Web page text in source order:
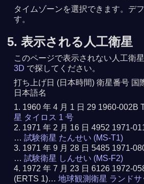
タイムゾーンを選択できます。デ
す。
5. 表示される人工衛星
このページで表示されない人工衛
3D で探してください。
打ち上げ日 (日本時間) 衛星番号
日本語名
1960 年 4 月 1 日 29 1960-
星 タイロス 1 号
1971 年 2 月 16 日 4952 1971-
…試験衛星 たんせい (MS-T1)
1971 年 9 月 28 日 5485 1971-
…試験衛星 しんせい (MS-F2)
1972 年 7 月 23 日 6126 1972-
(ERTS 1)…地球観測衛星 ランドサ